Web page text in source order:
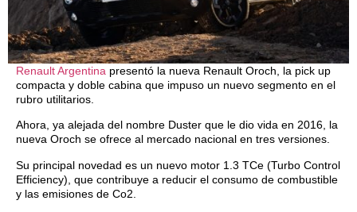
Renault Argentina presentó la nueva Renault Oroch, la pick up
compacta y doble cabina que impuso un nuevo segmento en el
rubro utilitarios.
Ahora, ya alejada del nombre Duster que le dio vida en 2016, la
nueva Oroch se ofrece al mercado nacional en tres versiones.
Su principal novedad es un nuevo motor 1.3 TCe (Turbo Control
Efficiency), que contribuye a reducir el consumo de combustible
y las emisiones de Co2.